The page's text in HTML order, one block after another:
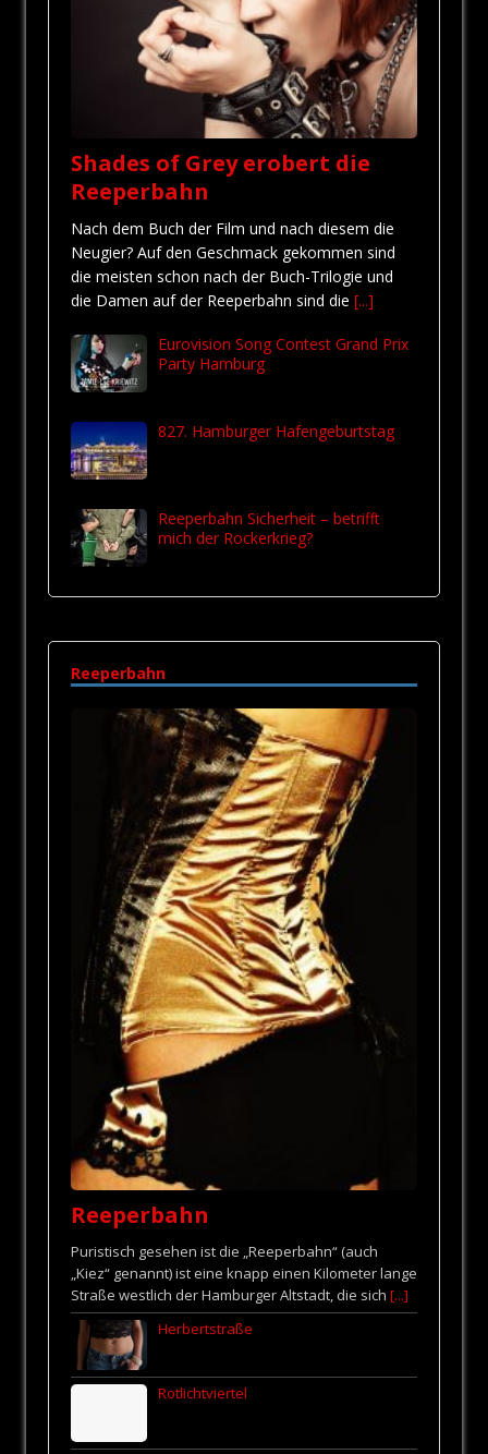
Shades of Grey erobert die
Reeperbahn
Nach dem Buch der Film und nach diesem die
Neugier? Auf den Geschmack gekommen sind
die meisten schon nach der Buch-Trilogie und
die Damen auf der Reeperbahn sind die [...]
Eurovision Song Contest Grand Prix
Party Hamburg
827. Hamburger Hafengeburtstag
Reeperbahn Sicherheit – betrifft
mich der Rockerkrieg?
Reeperbahn
Reeperbahn
Puristisch gesehen ist die „Reeperbahn“ (auch
„Kiez“ genannt) ist eine knapp einen Kilometer lange
Straße westlich der Hamburger Altstadt, die sich [...]
Herbertstraße
Rotlichtviertel